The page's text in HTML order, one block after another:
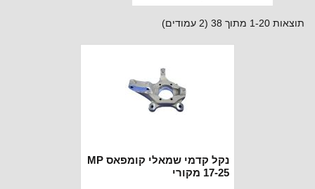
תוצאות 1-20 מתוך 38 (2 עמודים)
נקל קדמי שמאלי קומפאס MP
17-25 מקורי